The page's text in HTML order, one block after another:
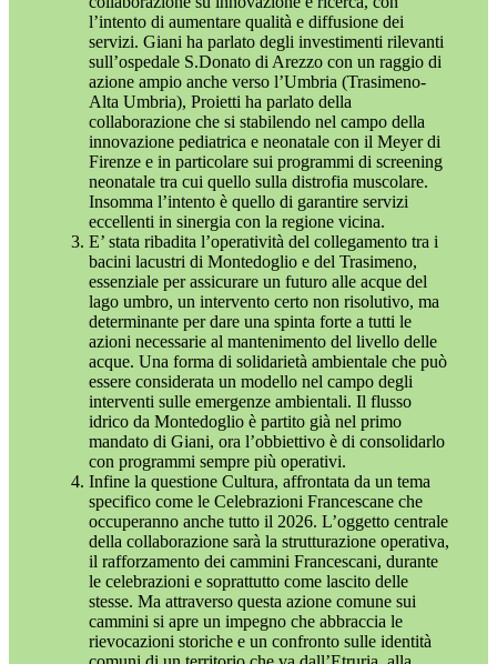
l’intento di aumentare qualità e diffusione dei
servizi. Giani ha parlato degli investimenti rilevanti
sull’ospedale S.Donato di Arezzo con un raggio di
azione ampio anche verso l’Umbria (Trasimeno-
Alta Umbria), Proietti ha parlato della
collaborazione che si stabilendo nel campo della
innovazione pediatrica e neonatale con il Meyer di
Firenze e in particolare sui programmi di screening
neonatale tra cui quello sulla distrofia muscolare.
Insomma l’intento è quello di garantire servizi
eccellenti in sinergia con la regione vicina.
E’ stata ribadita l’operatività del collegamento tra i
bacini lacustri di Montedoglio e del Trasimeno,
essenziale per assicurare un futuro alle acque del
lago umbro, un intervento certo non risolutivo, ma
determinante per dare una spinta forte a tutti le
azioni necessarie al mantenimento del livello delle
acque. Una forma di solidarietà ambientale che può
essere considerata un modello nel campo degli
interventi sulle emergenze ambientali. Il flusso
idrico da Montedoglio è partito già nel primo
mandato di Giani, ora l’obbiettivo è di consolidarlo
con programmi sempre più operativi.
Infine la questione Cultura, affrontata da un tema
specifico come le Celebrazioni Francescane che
occuperanno anche tutto il 2026. L’oggetto centrale
della collaborazione sarà la strutturazione operativa,
il rafforzamento dei cammini Francescani, durante
le celebrazioni e soprattutto come lascito delle
stesse. Ma attraverso questa azione comune sui
cammini si apre un impegno che abbraccia le
rievocazioni storiche e un confronto sulle identità